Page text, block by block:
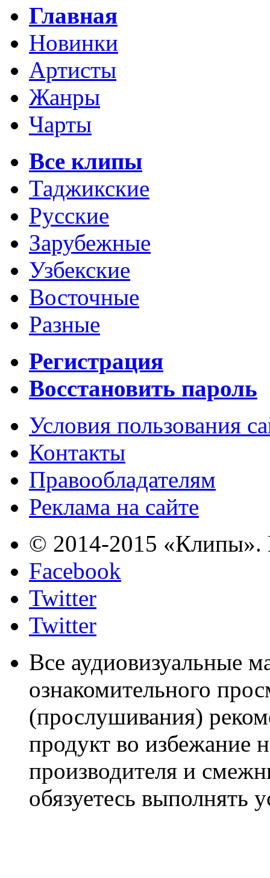
Главная
Новинки
Артисты
Жанры
Чарты
Все клипы
Таджикские
Русские
Зарубежные
Узбекские
Восточные
Разные
Регистрация
Восстановить пароль
Условия пользования
Контакты
Правообладателям
Реклама на сайте
© 2014-2015 «Клипы».
Facebook
Twitter
Twitter
Все аудиовизуальные
ознакомительного
(прослушивания)
продукт во избежание
производителя и
обязуетесь выполнять